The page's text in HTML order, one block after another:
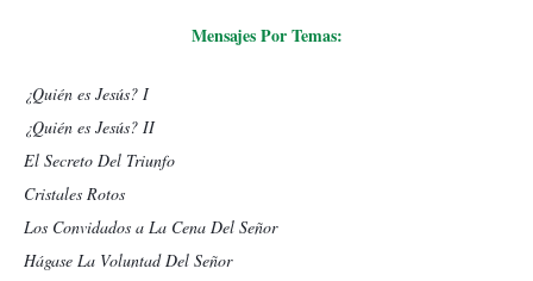
Mensajes Por Temas:
¿Quién es Jesús? I
¿Quién es Jesús? II
El Secreto Del Triunfo
Cristales Rotos
Los Convidados a La Cena Del Señor
Hágase La Voluntad Del Señor